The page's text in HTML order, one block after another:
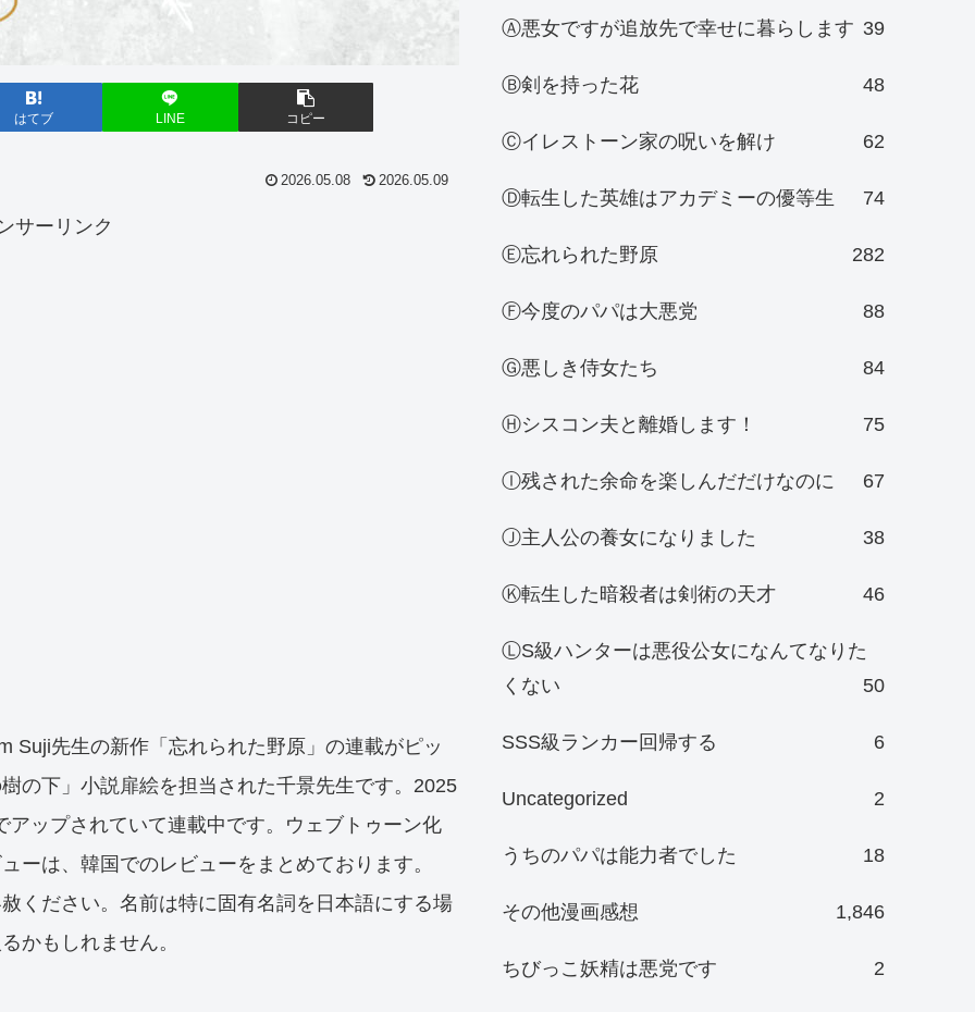
はてブ LINE コピー
2026.05.08 2026.05.09
サーリンク
Suji先生の新作「忘れられた野原」の連載がピッ
の下」小説扉絵を担当された千景先生です。2025
ップされていて連載中です。ウェブトゥーン化
ーは、韓国でのレビューをまとめております。
ください。名前は特に固有名詞を日本語にする場
かもしれません。
Ⓐ悪女ですが追放先で幸せに暮らします 39
Ⓑ剣を持った花 48
Ⓒイレストーン家の呪いを解け 62
Ⓓ転生した英雄はアカデミーの優等生 74
Ⓔ忘れられた野原 282
Ⓕ今度のパパは大悪党 88
Ⓖ悪しき侍女たち 84
Ⓗシスコン夫と離婚します！ 75
Ⓘ残された余命を楽しんだだけなのに 67
Ⓙ主人公の養女になりました 38
Ⓚ転生した暗殺者は剣術の天才 46
ⓁS級ハンターは悪役公女になんてなりた
くない
50
SSS級ランカー回帰する 6
Uncategorized 2
うちのパパは能力者でした 18
その他漫画感想 1,846
ちびっこ妖精は悪党です 2